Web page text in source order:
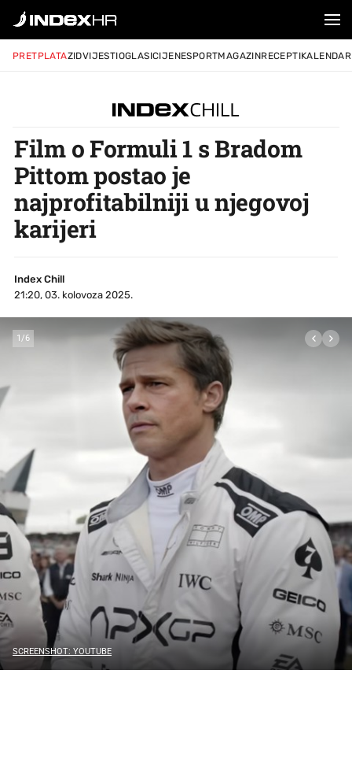
PRETPLATAZIDVIJESTIOGLASICIJENESPORTMAGAZINRECEPTIKALENDAR
Film o Formuli 1 s Bradom
Pittom postao je
najprofitabilniji u njegovoj
karijeri
Index Chill
21:20, 03. kolovoza 2025.
1/6
SCREENSHOT: YOUTUBE